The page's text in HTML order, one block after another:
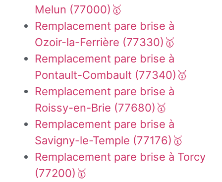
Melun (77000)🥇
Remplacement pare brise à
Ozoir-la-Ferrière (77330)🥇
Remplacement pare brise à
Pontault-Combault (77340)🥇
Remplacement pare brise à
Roissy-en-Brie (77680)🥇
Remplacement pare brise à
Savigny-le-Temple (77176)🥇
Remplacement pare brise à Torcy
(77200)🥇